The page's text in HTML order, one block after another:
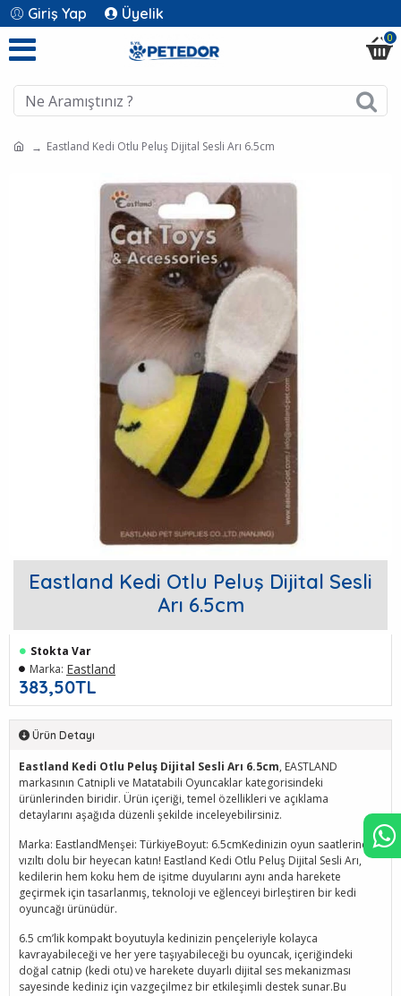
Giriş Yap Üyelik
0
Eastland Kedi Otlu Peluş Dijital Sesli Arı 6.5cm
Eastland Kedi Otlu Peluş Dijital Sesli
Arı 6.5cm
383,50TL
Stokta Var
Marka: Eastland
Ürün Detayı
Eastland Kedi Otlu Peluş Dijital Sesli Arı 6.5cm, EASTLAND
markasının Catnipli ve Matatabili Oyuncaklar kategorisindeki
ürünlerinden biridir. Ürün içeriği, temel özellikleri ve açıklama
detaylarını aşağıda düzenli şekilde inceleyebilirsiniz.
Marka: EastlandMenşei: TürkiyeBoyut: 6.5cmKedinizin oyun saatlerine
vızıltı dolu bir heyecan katın! Eastland Kedi Otlu Peluş Dijital Sesli Arı,
kedilerin hem koku hem de işitme duyularını aynı anda harekete
geçirmek için tasarlanmış, teknoloji ve eğlenceyi birleştiren bir kedi
oyuncağı ürünüdür.
6.5 cm’lik kompakt boyutuyla kedinizin pençeleriyle kolayca
kavrayabileceği ve her yere taşıyabileceği bu oyuncak, içeriğindeki
doğal catnip (kedi otu) ve harekete duyarlı dijital ses mekanizması
sayesinde kediniz için vazgeçilmez bir etkileşimli destek sunar.Bu